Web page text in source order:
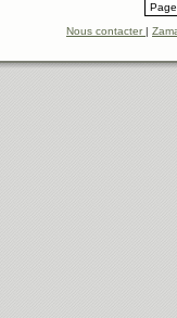
Nous contacter|